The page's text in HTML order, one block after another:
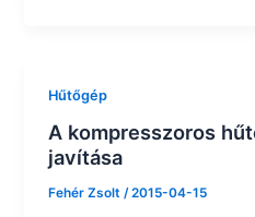
Hűtőgép
A kompresszoros
javítása
Fehér Zsolt/2015-04-15